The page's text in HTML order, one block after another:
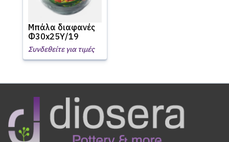
Μπάλα διαφανές
Φ30x25Υ/19
Συνδεθείτε για τιμές